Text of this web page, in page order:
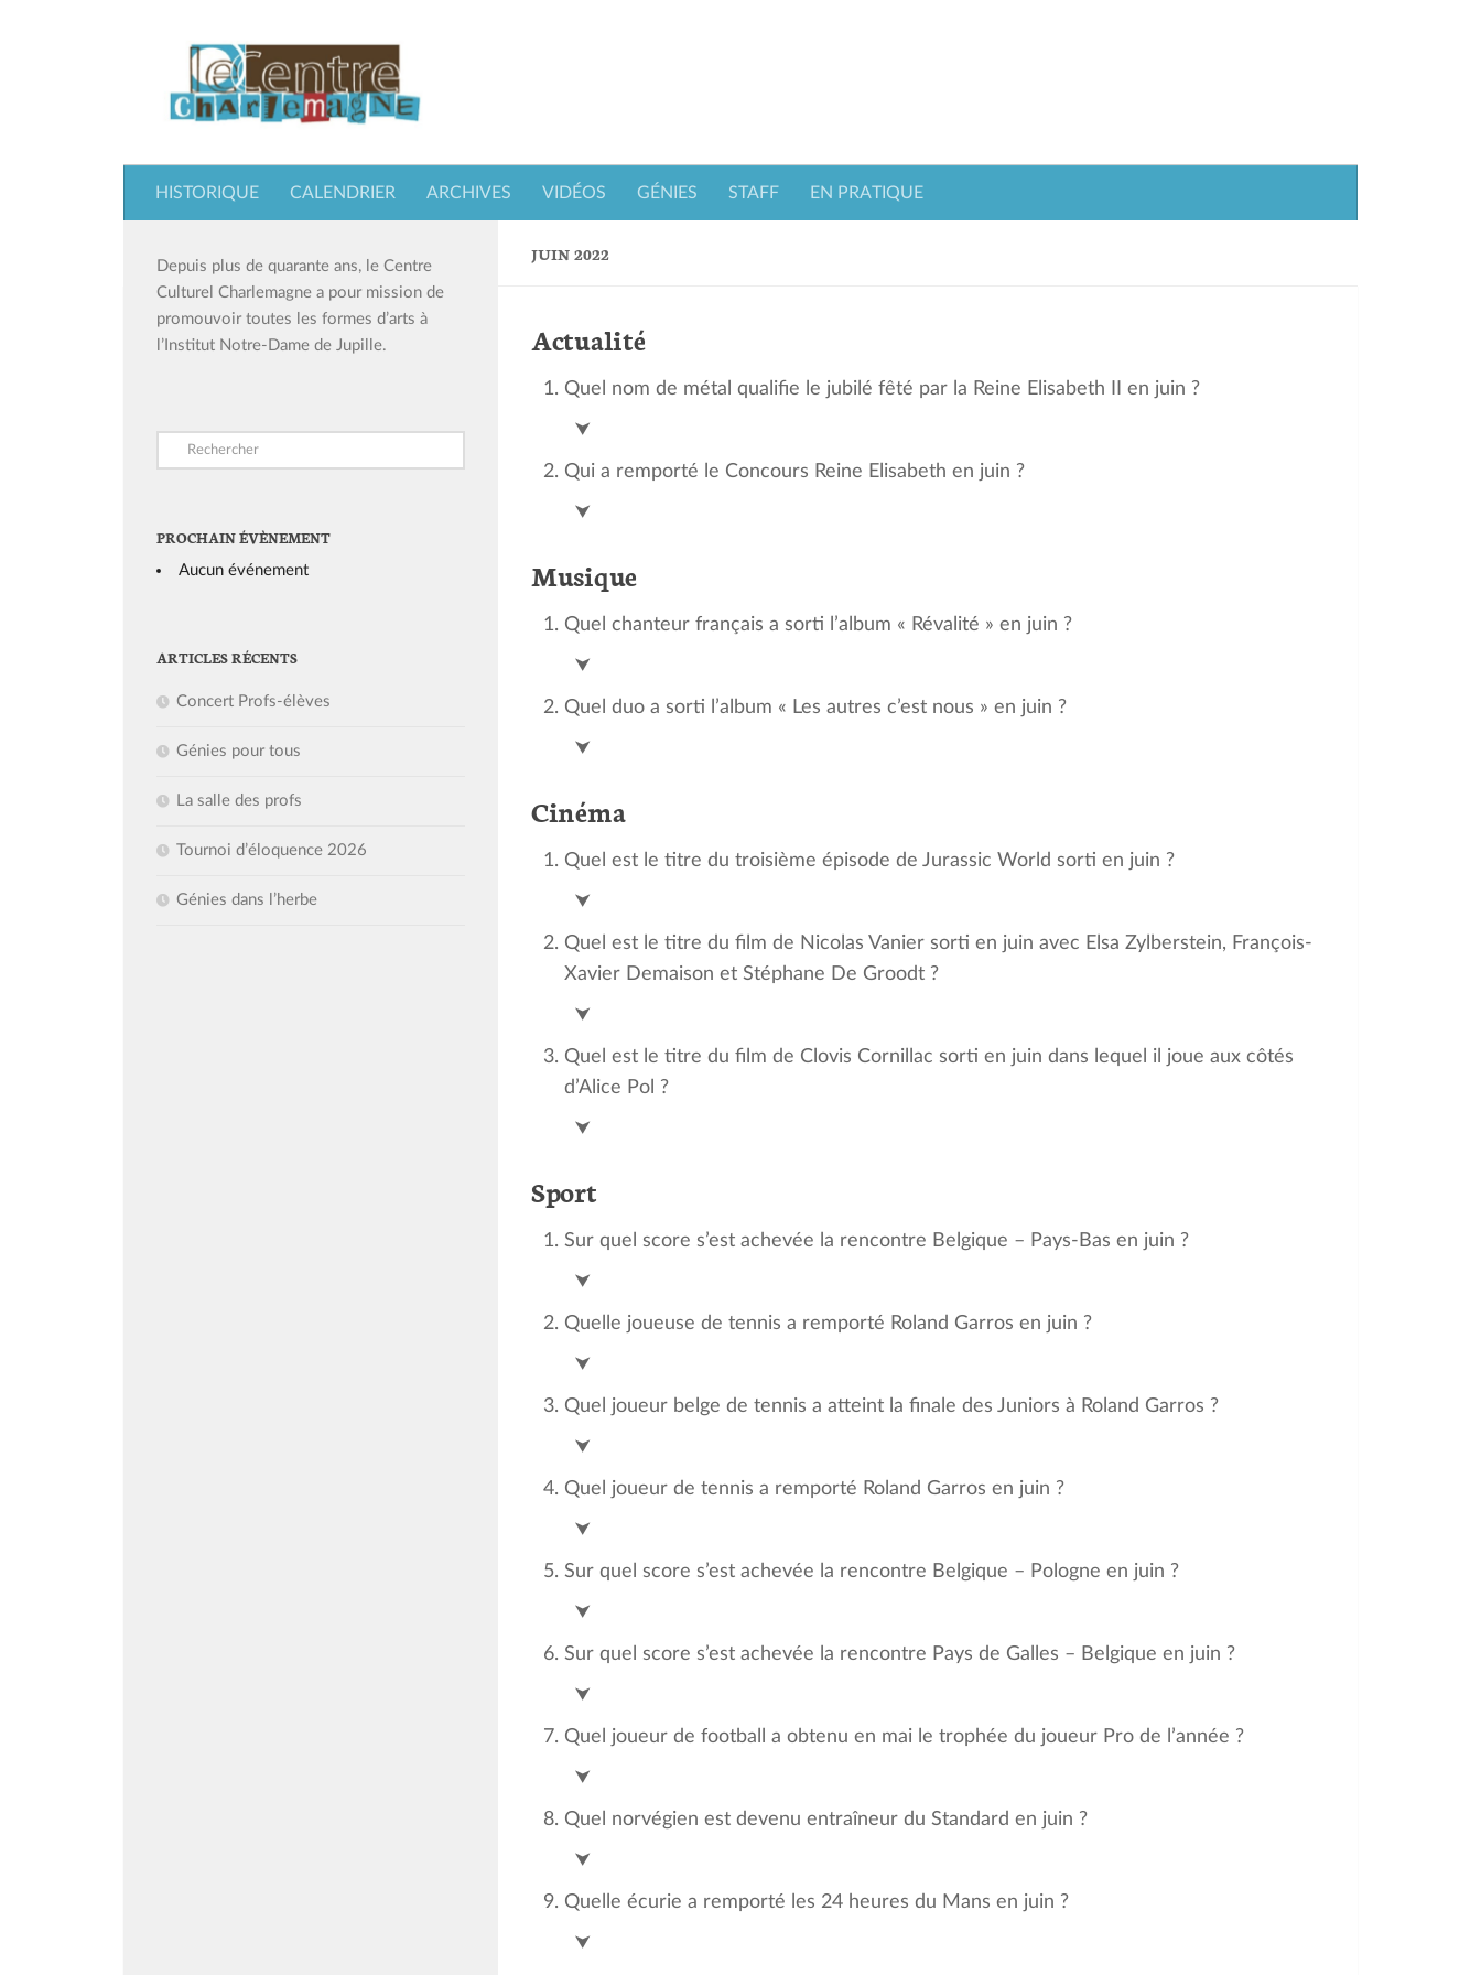
HISTORIQUE CALENDRIER ARCHIVES VIDÉOS GÉNIES STAFF EN PRATIQUE
JUIN 2022
Actualité
Quel nom de métal qualifie le jubilé fêté par la Reine Elisabeth II en juin ?
Platine
⮟
Qui a remporté le Concours Reine Elisabeth en juin ?
Hayoung Choi (Corée)
⮟
Musique
Quel chanteur français a sorti l’album « Révalité » en juin ?
M
⮟
Quel duo a sorti l’album « Les autres c’est nous » en juin ?
BigFlo & Oli
⮟
Cinéma
Quel est le titre du troisième épisode de Jurassic World sorti en juin ?
Le monde d’après
⮟
Quel est le titre du film de Nicolas Vanier sorti en juin avec Elsa Zylberstein, François-
Xavier Demaison et Stéphane De Groodt ?
Champagne
⮟
Quel est le titre du film de Clovis Cornillac sorti en juin dans lequel il joue aux côtés
d’Alice Pol ?
C’est magnifique
⮟
Sport
Sur quel score s’est achevée la rencontre Belgique – Pays-Bas en juin ?
1-4
⮟
Quelle joueuse de tennis a remporté Roland Garros en juin ?
Iga Swiatek (c Gauff)
⮟
Quel joueur belge de tennis a atteint la finale des Juniors à Roland Garros ?
Gilles-Arnaud Bailly
⮟
Quel joueur de tennis a remporté Roland Garros en juin ?
Rafael Nadal (c Ruud)
⮟
Sur quel score s’est achevée la rencontre Belgique – Pologne en juin ?
6-1
⮟
Sur quel score s’est achevée la rencontre Pays de Galles – Belgique en juin ?
1-1
⮟
Quel joueur de football a obtenu en mai le trophée du joueur Pro de l’année ?
Denis Undav
⮟
Quel norvégien est devenu entraîneur du Standard en juin ?
Ronny Delia
⮟
Quelle écurie a remporté les 24 heures du Mans en juin ?
Toyota
⮟
Depuis plus de quarante ans, le Centre
Culturel Charlemagne a pour mission de
promouvoir toutes les formes d’arts à
l’Institut Notre-Dame de Jupille.
PROCHAIN ÉVÈNEMENT
Aucun événement
ARTICLES RÉCENTS
Concert Profs-élèves
Génies pour tous
La salle des profs
Tournoi d’éloquence 2026
Génies dans l’herbe